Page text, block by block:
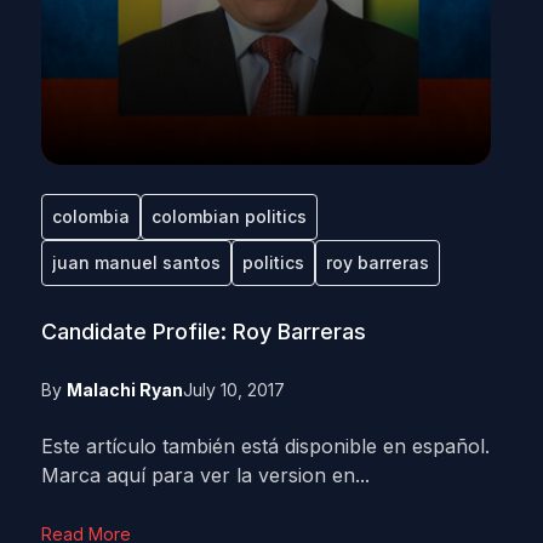
colombia colombian politics
juan manuel santos politics roy barreras
Candidate Profile: Roy Barreras
By Malachi RyanJuly 10, 2017
Este artículo también está disponible en español.
Marca aquí para ver la version en...
Read More